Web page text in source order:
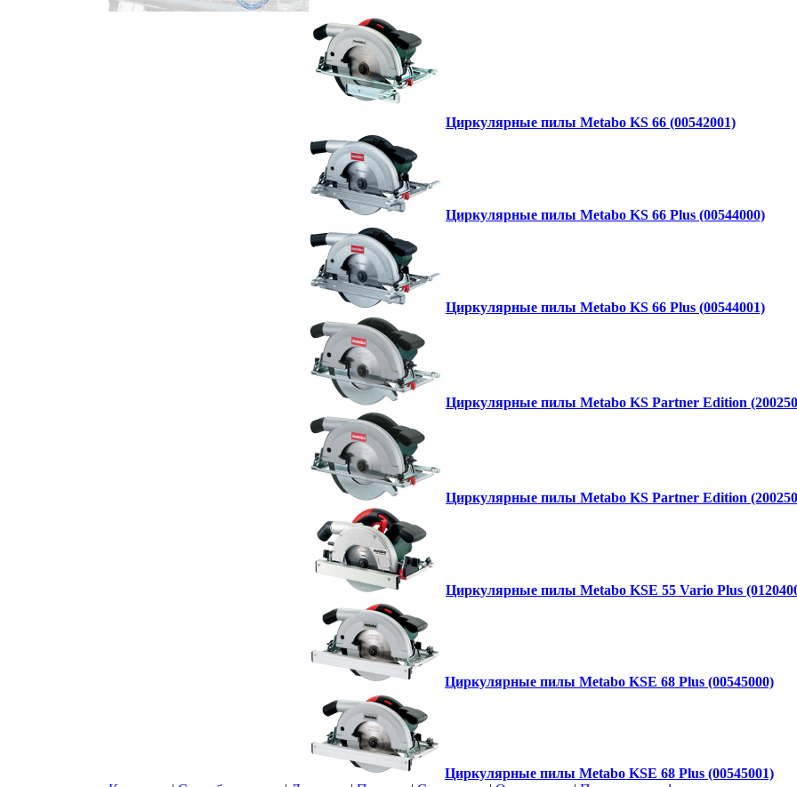
Циркулярные пилы Metabo KS 66 (00542001)
Циркулярные пилы Metabo KS 66 Plus (00544000)
Циркулярные пилы Metabo KS 66 Plus (00544001)
Циркулярные пилы Metabo KS Partner Edition
Циркулярные пилы Metabo KS Partner Edition
Циркулярные пилы Metabo KSE 55 Vario Plus
Циркулярные пилы Metabo KSE 68 Plus (00545000)
Циркулярные пилы Metabo KSE 68 Plus (00545001)